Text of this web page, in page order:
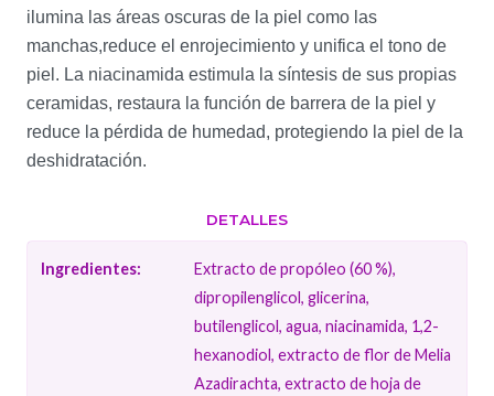
ilumina las áreas oscuras de la piel como las
manchas,reduce el enrojecimiento y unifica el tono de
piel. La niacinamida estimula la síntesis de sus propias
ceramidas, restaura la función de barrera de la piel y
reduce la pérdida de humedad, protegiendo la piel de la
deshidratación.
DETALLES
Ingredientes:
Extracto de propóleo (60 %),
dipropilenglicol, glicerina,
butilenglicol, agua, niacinamida, 1,2-
hexanodiol, extracto de flor de Melia
Azadirachta, extracto de hoja de